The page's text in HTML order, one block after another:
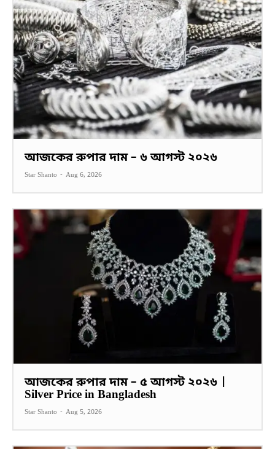
আজকের রুপার দাম – ৬ আগস্ট ২০২৬
Star Shanto - Aug 6, 2026
আজকের রুপার দাম – ৫ আগস্ট ২০২৬ |
Silver Price in Bangladesh
Star Shanto - Aug 5, 2026